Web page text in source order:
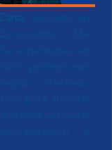
, experta en
Me
a personas en
profesional,
efectivas,
para afrontar
desde un lugar
y